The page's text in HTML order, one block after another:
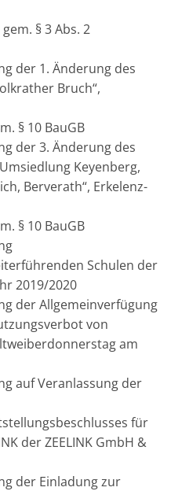
§ 3 Abs. 2
der 1. Änderung des
Bruch“,
§ 10 BauGB
der 3. Änderung des
Keyenberg,
Berverath“, Erkelenz-
§ 10 BauGB
Schulen der
2019/2020
der Allgemeinverfügung
von
am
auf Veranlassung der
für
der ZEELINK GmbH &
der Einladung zur